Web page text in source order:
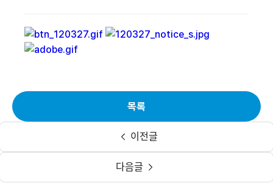
이전글
목록
다음글